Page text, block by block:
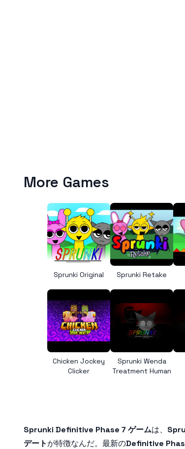
More Games
Sprunki Original Sprunki Retake
Chicken Jockey
Clicker
Sprunki Wenda
Treatment Human
Sprunki Definitive Phase 7 ゲームは、
デートが特徴なんだ。最新のDefinitive